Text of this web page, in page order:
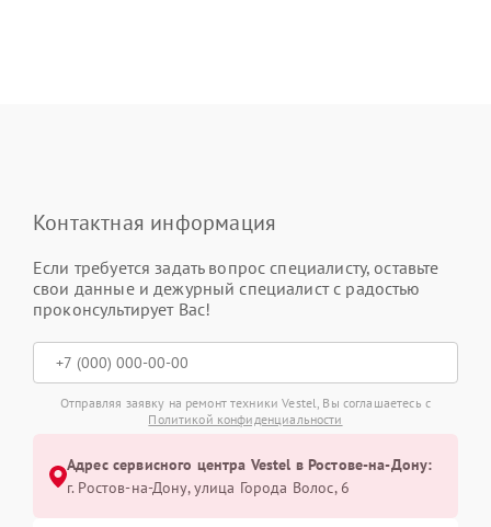
Контактная информация
Если требуется задать вопрос специалисту, оставьте
свои данные и дежурный специалист с радостью
проконсультирует Вас!
Отправляя заявку на ремонт техники Vestel, Вы соглашаетесь с
Политикой конфиденциальности
Адрес сервисного центра Vestel в Ростове-на-Дону:
г. Ростов-на-Дону, улица Города Волос, 6